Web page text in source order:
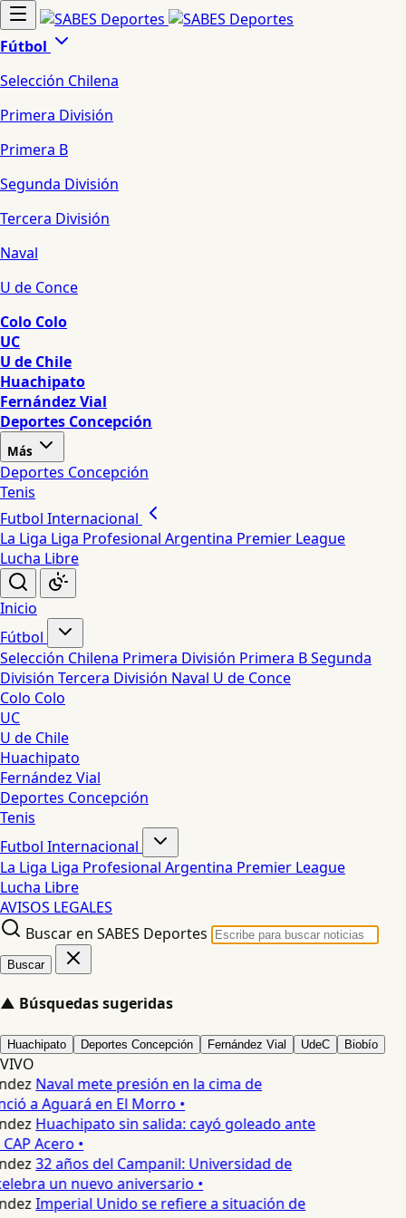
Fútbol
Selección Chilena
Primera División
Primera B
Segunda División
Tercera División
Naval
U de Conce
Colo Colo
UC
U de Chile
Huachipato
Fernández Vial
Deportes Concepción
Más
Deportes Concepción
Tenis
Futbol Internacional
La Liga Liga Profesional Argentina Premier League
Lucha Libre
Inicio
Fútbol
Selección Chilena Primera División Primera BSegunda
División Tercera División Naval U de Conce
Colo Colo
UC
U de Chile
Huachipato
Fernández Vial
Deportes Concepción
Tenis
Futbol Internacional
La Liga Liga Profesional Argentina Premier League
Lucha Libre
AVISOS LEGALES
Buscar en SABES Deportes
Buscar
▲ Búsquedas sugeridas
Huachipato Deportes Concepción Fernández Vial UdeC Biobío
VIVO
Naval mete presión en la cima de
a Aguará en El Morro •
Huachipato sin salida: cayó goleado ante
Acero •
32 años del Campanil: Universidad de
un nuevo aniversario •
Imperial Unido se refiere a situación de